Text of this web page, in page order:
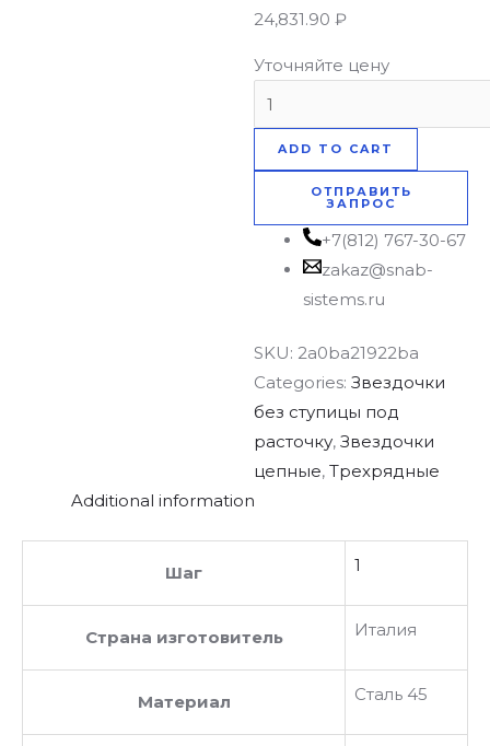
24,831.90₽
Уточняйте цену
ADD TO CART
ОТПРАВИТЬ
ЗАПРОС
+7(812) 767-30-67
zakaz@snab-
sistems.ru
SKU: 2a0ba21922ba
Categories:Звездочки
без ступицы под
расточку,Звездочки
цепные,Трехрядные
Additional information
Шаг 1
Страна изготовитель Италия
Материал Сталь 45